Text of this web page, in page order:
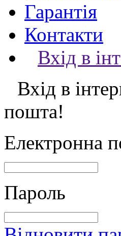
Гарантія
Контакти
Вхід в
Вхід в
пошта!
Електронна
Пароль